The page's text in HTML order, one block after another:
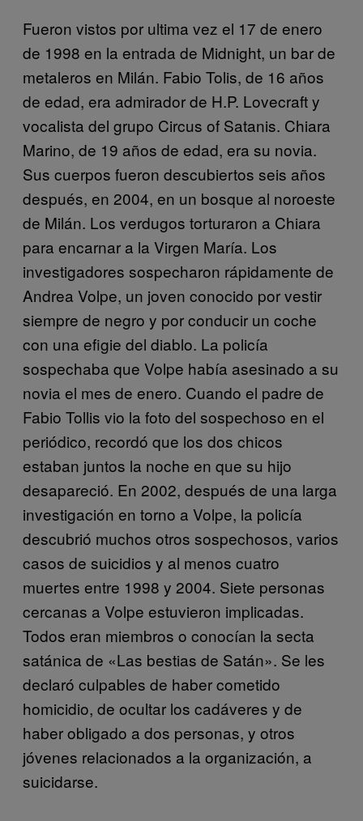
Fueron vistos por ultima vez el 17 de enero
de 1998 en la entrada de Midnight, un bar de
metaleros en Milán. Fabio Tolis, de 16 años
de edad, era admirador de H.P. Lovecraft y
vocalista del grupo Circus of Satanis. Chiara
Marino, de 19 años de edad, era su novia.
Sus cuerpos fueron descubiertos seis años
después, en 2004, en un bosque al noroeste
de Milán. Los verdugos torturaron a Chiara
para encarnar a la Virgen María. Los
investigadores sospecharon rápidamente de
Andrea Volpe, un joven conocido por vestir
siempre de negro y por conducir un coche
con una efigie del diablo. La policía
sospechaba que Volpe había asesinado a su
novia el mes de enero. Cuando el padre de
Fabio Tollis vio la foto del sospechoso en el
periódico, recordó que los dos chicos
estaban juntos la noche en que su hijo
desapareció. En 2002, después de una larga
investigación en torno a Volpe, la policía
descubrió muchos otros sospechosos, varios
casos de suicidios y al menos cuatro
muertes entre 1998 y 2004. Siete personas
cercanas a Volpe estuvieron implicadas.
Todos eran miembros o conocían la secta
satánica de «Las bestias de Satán». Se les
declaró culpables de haber cometido
homicidio, de ocultar los cadáveres y de
haber obligado a dos personas, y otros
jóvenes relacionados a la organización, a
suicidarse.